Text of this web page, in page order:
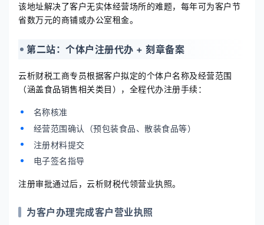
该地址解决了客户无实体经营场所的难题，每年可为客户节
省数万元的商铺或办公室租金。
第二站：个体户注册代办 + 刻章备案
云析财税工商专员根据客户拟定的个体户名称及经营范围
（涵盖食品销售相关类目），全程代办注册手续：
名称核准
经营范围确认（预包装食品、散装食品等）
注册材料提交
电子签名指导
注册审批通过后，云析财税代领营业执照。
为客户办理完成客户营业执照